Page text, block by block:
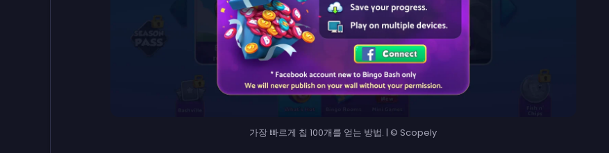
가장 빠르게 칩 100개를 얻는 방법. | © Scopely